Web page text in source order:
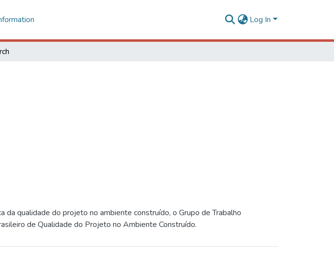
Log In
qualidade do projeto no ambiente construído, o Grupo de Trabalho
de Qualidade do Projeto no Ambiente Construído.